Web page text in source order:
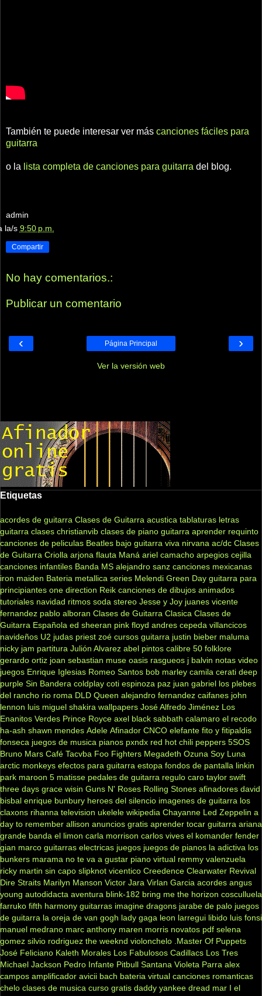
También te puede interesar ver más canciones fáciles para
guitarra
o la lista completa de canciones para guitarra del blog.
admin
la/s 9:50 p.m.
Compartir
No hay comentarios.:
Publicar un comentario
‹ ›
Página Principal
Ver la versión web
Etiquetas
acordes de guitarra Clases de Guitarra acustica tablaturas letras
guitarra clases christianvib clases de piano guitarra aprender requinto
canciones de peliculas Beatles bajo guitarra viva nirvana ac/dc Clases
de Guitarra Criolla arjona flauta Maná ariel camacho arpegios cejilla
canciones infantiles Banda MS alejandro sanz canciones mexicanas
iron maiden Bateria metallica series Melendi Green Day guitarra para
principiantes one direction Reik canciones de dibujos animados
tutoriales navidad ritmos soda stereo Jesse y Joy juanes vicente
fernandez pablo alboran Clases de Guitarra Clasica Clases de
Guitarra Española ed sheeran pink floyd andres cepeda villancicos
navideños U2 judas priest zoé cursos guitarra justin bieber maluma
nicky jam partitura Julión Alvarez abel pintos calibre 50 folklore
gerardo ortiz joan sebastian muse oasis rasgueos j balvin notas video
juegos Enrique Iglesias Romeo Santos bob marley camila cerati deep
purple Sin Bandera coldplay coti espinoza paz juan gabriel los plebes
del rancho rio roma DLD Queen alejandro fernandez caifanes john
lennon luis miguel shakira wallpapers José Alfredo Jiménez Los
Enanitos Verdes Prince Royce axel black sabbath calamaro el recodo
ha-ash shawn mendes Adele Afinador CNCO elefante fito y fitipaldis
fonseca juegos de musica pianos pxndx red hot chili peppers 5SOS
Bruno Mars Café Tacvba Foo Fighters Megadeth Ozuna Soy Luna
arctic monkeys efectos para guitarra estopa fondos de pantalla linkin
park maroon 5 matisse pedales de guitarra regulo caro taylor swift
three days grace wisin Guns N' Roses Rolling Stones afinadores david
bisbal enrique bunbury heroes del silencio imagenes de guitarra los
claxons rihanna television ukelele wikipedia Chayanne Led Zeppelin a
day to remember allison anuncios gratis aprender tocar guitarra ariana
grande banda el limon carla morrison carlos vives el komander fender
gian marco guitarras electricas juegos juegos de pianos la adictiva los
bunkers marama no te va a gustar piano virtual remmy valenzuela
ricky martin sin capo slipknot vicentico Creedence Clearwater Revival
Dire Straits Marilyn Manson Victor Jara Virlan Garcia acordes angus
young autodidacta aventura blink-182 bring me the horizon cosculluela
farruko fifth harmony guitarras imagine dragons jarabe de palo juegos
de guitarra la oreja de van gogh lady gaga leon larregui libido luis fonsi
manuel medrano marc anthony maren morris novatos pdf selena
gomez silvio rodriguez the weeknd violonchelo .Master Of Puppets
José Feliciano Kaleth Morales Los Fabulosos Cadillacs Los Tres
Michael Jackson Pedro Infante Pitbull Santana Violeta Parra alex
campos amplificador avicii bach bateria virtual canciones romanticas
chelo clases de musica curso gratis daddy yankee dread mar I el